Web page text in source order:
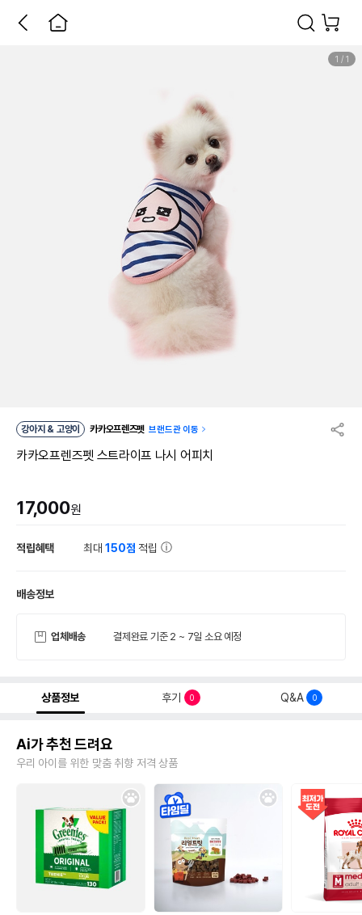
1 / 1
강아지 & 고양이 카카오프렌즈펫 브랜드관 이동
카카오프렌즈펫 스트라이프 나시 어피치
17,000원
적립혜택 최대150점 적립
배송정보
업체배송 결제완료 기준 2 ~ 7일 소요 예정
상품정보 후기 0 Q&A 0
Ai가 추천 드려요
우리 아이를 위한 맞춤 취향 저격 상품